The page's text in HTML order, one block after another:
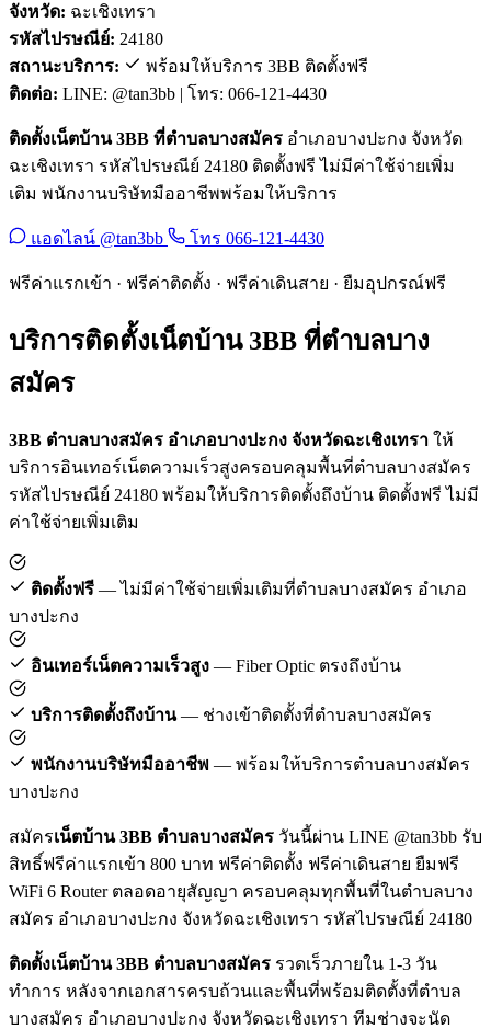
จังหวัด: ฉะเชิงเทรา
รหัสไปรษณีย์: 24180
สถานะบริการ:
พร้อมให้บริการ 3BB ติดตั้งฟรี
ติดต่อ: LINE: @tan3bb | โทร: 066-121-4430
ติดตั้งเน็ตบ้าน 3BB ที่ตำบลบางสมัคร อำเภอบางปะกง จังหวัด
ฉะเชิงเทรา รหัสไปรษณีย์ 24180 ติดตั้งฟรี ไม่มีค่าใช้จ่ายเพิ่ม
เติม พนักงานบริษัทมืออาชีพพร้อมให้บริการ
แอดไลน์ @tan3bb โทร 066-121-4430
ฟรีค่าแรกเข้า · ฟรีค่าติดตั้ง · ฟรีค่าเดินสาย · ยืมอุปกรณ์ฟรี
บริการติดตั้งเน็ตบ้าน 3BB ที่ตำบลบาง
สมัคร
3BB ตำบลบางสมัคร อำเภอบางปะกง จังหวัดฉะเชิงเทรา ให้
บริการอินเทอร์เน็ตความเร็วสูงครอบคลุมพื้นที่ตำบลบางสมัคร
รหัสไปรษณีย์ 24180 พร้อมให้บริการติดตั้งถึงบ้าน ติดตั้งฟรี ไม่มี
ค่าใช้จ่ายเพิ่มเติม
ติดตั้งฟรี — ไม่มีค่าใช้จ่ายเพิ่มเติมที่ตำบลบางสมัคร อำเภอ
บางปะกง
อินเทอร์เน็ตความเร็วสูง — Fiber Optic ตรงถึงบ้าน
บริการติดตั้งถึงบ้าน— ช่างเข้าติดตั้งที่ตำบลบางสมัคร
พนักงานบริษัทมืออาชีพ — พร้อมให้บริการตำบลบางสมัคร
บางปะกง
สมัครเน็ตบ้าน 3BB ตำบลบางสมัคร วันนี้ผ่าน LINE @tan3bb รับ
สิทธิ์ฟรีค่าแรกเข้า 800 บาท ฟรีค่าติดตั้ง ฟรีค่าเดินสาย ยืมฟรี
WiFi 6 Router ตลอดอายุสัญญา ครอบคลุมทุกพื้นที่ในตำบลบาง
สมัคร อำเภอบางปะกง จังหวัดฉะเชิงเทรา รหัสไปรษณีย์ 24180
ติดตั้งเน็ตบ้าน 3BB ตำบลบางสมัคร รวดเร็วภายใน 1-3 วัน
ทำการ หลังจากเอกสารครบถ้วนและพื้นที่พร้อมติดตั้งที่ตำบล
บางสมัคร อำเภอบางปะกง จังหวัดฉะเชิงเทรา ทีมช่างจะนัด